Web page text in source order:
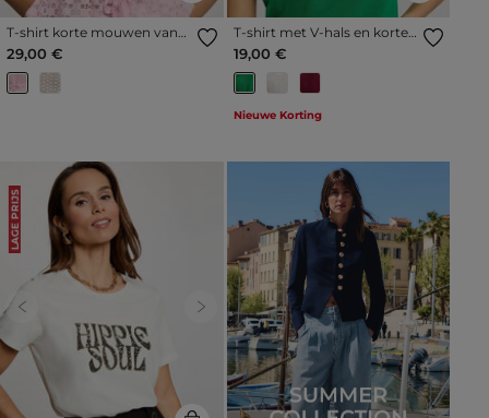
T-shirt korte mouwen van
kant roze vrouw
29,00 €
T-shirt met V-hals en korte
mouwen weide groen
vrouw
19,00 €
Nieuwe Korting
LAGE PRIJS
Previous Next